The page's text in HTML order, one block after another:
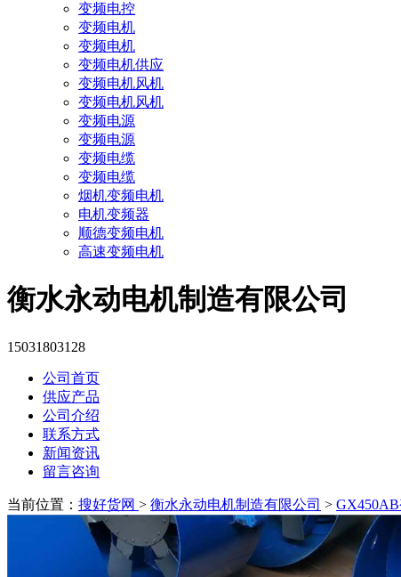
变频电控
变频电机
变频电机
变频电机供应
变频电机风机
变频电机风机
变频电源
变频电源
变频电缆
变频电缆
烟机变频电机
电机变频器
顺德变频电机
高速变频电机
衡水永动电机制造有限公司
15031803128
公司首页
供应产品
公司介绍
联系方式
新闻资讯
留言咨询
当前位置： 搜好货网 > 衡水永动电机制造有限公司 >